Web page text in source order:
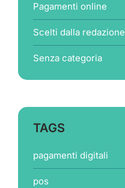
Pagamenti online
Scelti dalla redazione
Senza categoria
TAGS
pagamenti digitali
pos